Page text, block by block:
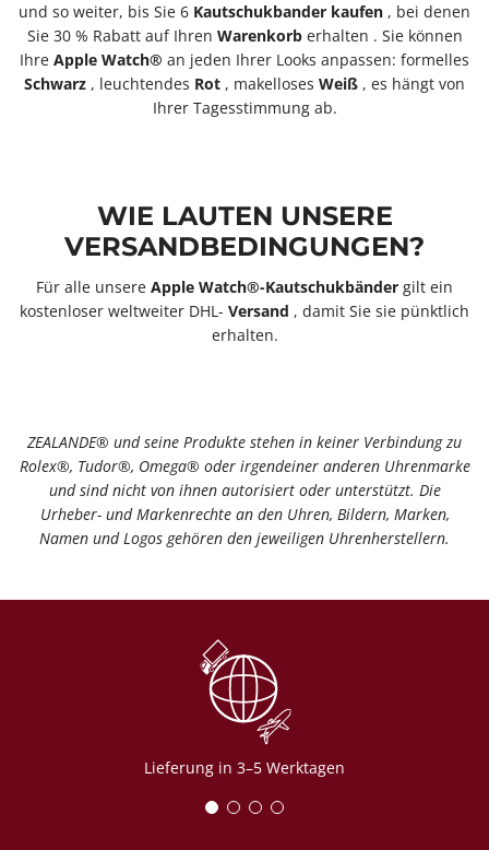
und so weiter, bis Sie 6 Kautschukbander kaufen , bei denen
Sie 30 % Rabatt auf Ihren Warenkorberhalten . Sie können
Ihre Apple Watch® an jeden Ihrer Looks anpassen: formelles
Schwarz , leuchtendes Rot , makelloses Weiß , es hängt von
Ihrer Tagesstimmung ab.
WIE LAUTEN UNSERE
VERSANDBEDINGUNGEN?
Für alle unsere Apple Watch®-Kautschukbänder gilt ein
kostenloser weltweiter DHL- Versand , damit Sie sie pünktlich
erhalten.
ZEALANDE® und seine Produkte stehen in keiner Verbindung zu
Rolex®️, Tudor®️, Omega®️ oder irgendeiner anderen Uhrenmarke
und sind nicht von ihnen autorisiert oder unterstützt. Die
Urheber- und Markenrechte an den Uhren, Bildern, Marken,
Namen und Logos gehören den jeweiligen Uhrenherstellern.
Lieferung in 3–5 Werktagen